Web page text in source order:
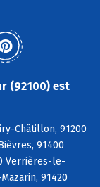
(92100) est
Châtillon, 91200
91400
Verrières-le-
91420